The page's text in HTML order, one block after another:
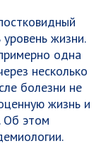
жизни.
одна
несколько
болезни не
жизнь и
Об этом